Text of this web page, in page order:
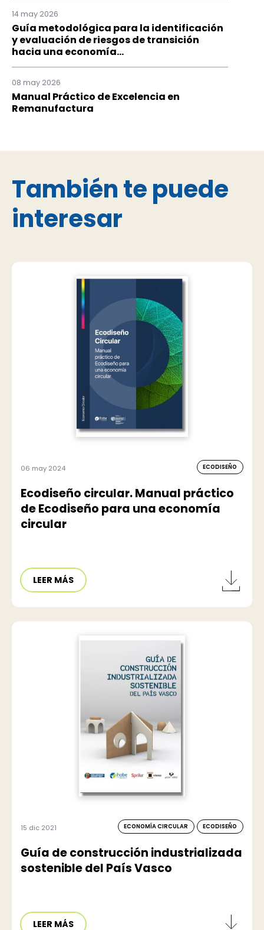
14 may 2026
Guía metodológica para la identificación
y evaluación de riesgos de transición
hacia una economía...
08 may 2026
Manual Práctico de Excelencia en
Remanufactura
También te puede
interesar
06 may 2024 ECODISEÑO
Ecodiseño circular. Manual práctico
de Ecodiseño para una economía
circular
LEER MÁS
15 dic 2021 ECONOMÍA CIRCULAR ECODISEÑO
Guía de construcción industrializada
sostenible del País Vasco
LEER MÁS